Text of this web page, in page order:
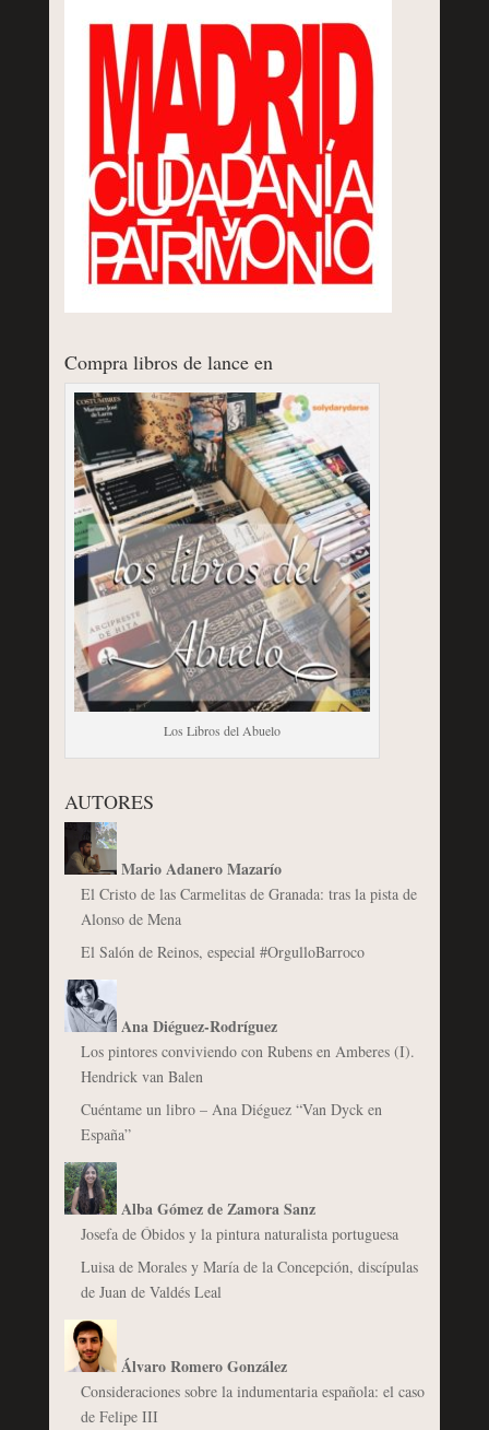
Compra libros de lance en
Los Libros del Abuelo
AUTORES
Mario Adanero Mazarío
El Cristo de las Carmelitas de Granada: tras la pista de
Alonso de Mena
El Salón de Reinos, especial #OrgulloBarroco
Ana Diéguez-Rodríguez
Los pintores conviviendo con Rubens en Amberes (I).
Hendrick van Balen
Cuéntame un libro – Ana Diéguez “Van Dyck en
España”
Alba Gómez de Zamora Sanz
Josefa de Óbidos y la pintura naturalista portuguesa
Luisa de Morales y María de la Concepción, discípulas
de Juan de Valdés Leal
Álvaro Romero González
Consideraciones sobre la indumentaria española: el caso
de Felipe III